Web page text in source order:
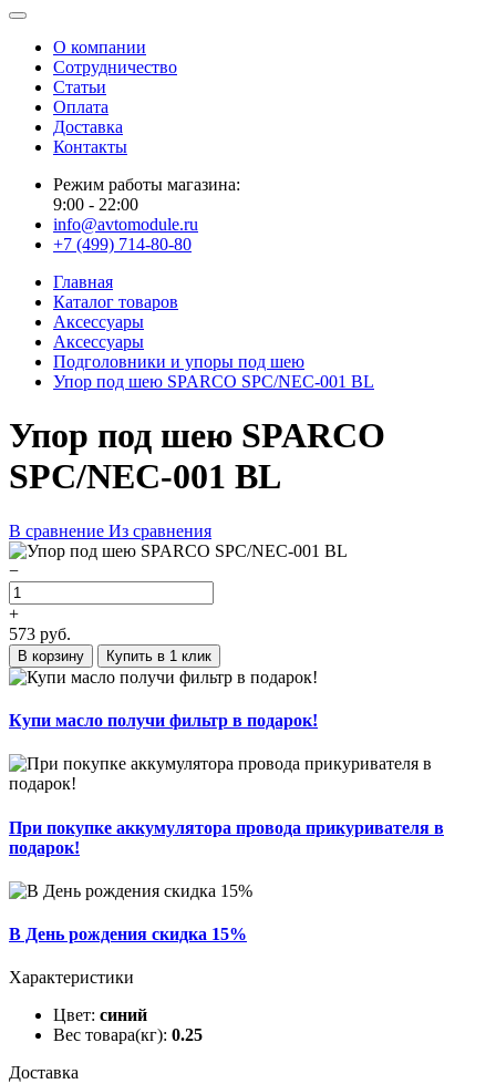
О компании
Сотрудничество
Статьи
Оплата
Доставка
Контакты
Режим работы магазина:
9:00 - 22:00
info@avtomodule.ru
+7 (499) 714-80-80
Главная
Каталог товаров
Аксессуары
Аксессуары
Подголовники и упоры под шею
Упор под шею SPARCO SPC/NEC-001 BL
Упор под шею SPARCO
SPC/NEC-001 BL
В сравнение Из сравнения
−
+
573 руб.
В корзину Купить в 1 клик
Купи масло получи фильтр в подарок!
При покупке аккумулятора провода прикуривателя в
подарок!
В День рождения скидка 15%
Характеристики
Цвет: синий
Вес товара(кг): 0.25
Доставка